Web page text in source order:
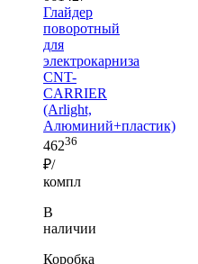
Глайдер
поворотный
для
электрокарниза
CNT-
CARRIER
(Arlight,
Алюминий+пластик)
46236
₽/
компл
В
наличии
Коробка